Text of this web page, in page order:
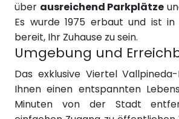
über ausreichend Parkplätze
Es wurde 1975 erbaut und ist in
bereit, Ihr Zuhause zu sein.
Umgebung und
Das exklusive Viertel
Ihnen einen entspannten
Minuten von der Stadt